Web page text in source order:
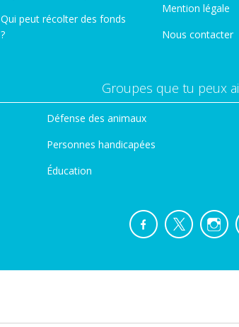
Qui peut récolter des fonds
?
Mention légale
Nous contacter
Groupes que tu peux
Défense des animaux
Personnes handicapées
Éducation